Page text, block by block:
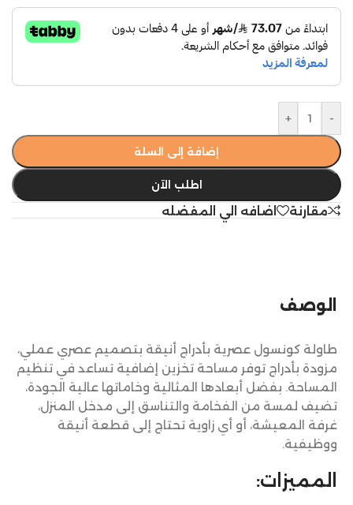
-
+
إضافة إلى السلة
اطلب الآن
مقارنة اضافه الي المفضله
الوصف
طاولة كونسول عصرية بأدراج أنيقة بتصميم عصري عملي،
مزودة بأدراج توفر مساحة تخزين إضافية تساعد في تنظيم
المساحة. بفضل أبعادها المثالية وخاماتها عالية الجودة،
تضيف لمسة من الفخامة والتناسق إلى مدخل المنزل،
غرفة المعيشة، أو أي زاوية تحتاج إلى قطعة أنيقة
ووظيفية.
المميزات: